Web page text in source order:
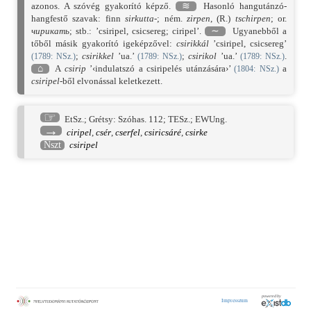
azonos. A szóvég gyakorító képző.
≋
Hasonló hangutánzó-
hangfestő szavak: finnsirkutta-; ném. zirpen, (R.) tschirpen; or.
чирикать; stb.: ’csiripel, csicsereg; ciripel’. ∼
Ugyanebből a
tőből másik gyakorító igeképzővel: csirikkál ’csiripel, csicsereg’
(1789: NSz.);csirikkel ’ua.’ (1789: NSz.);csirikol ’ua.’ (1789: NSz.).
⌂
A csirip ’‹indulatszó a csiripelés utánzására›’(1804: NSz.)a
csiripel-ből elvonással keletkezett.
☞ EtSz.;Grétsy: Szóhas. 112;TESz.;EWUng.
→ ciripel,csér,cserfel,csiricsáré,csirke
Nszt
csiripel